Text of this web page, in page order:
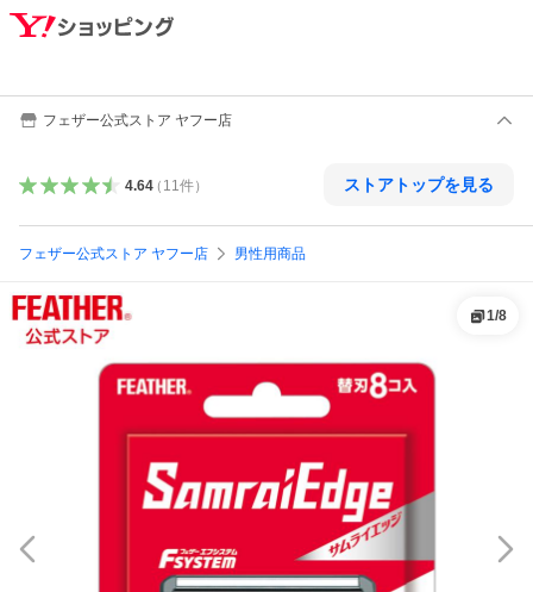
フェザー公式ストア ヤフー店
4.64（ 11件） ストアトップを見る
フェザー公式ストア ヤフー店 男性用商品
1/8